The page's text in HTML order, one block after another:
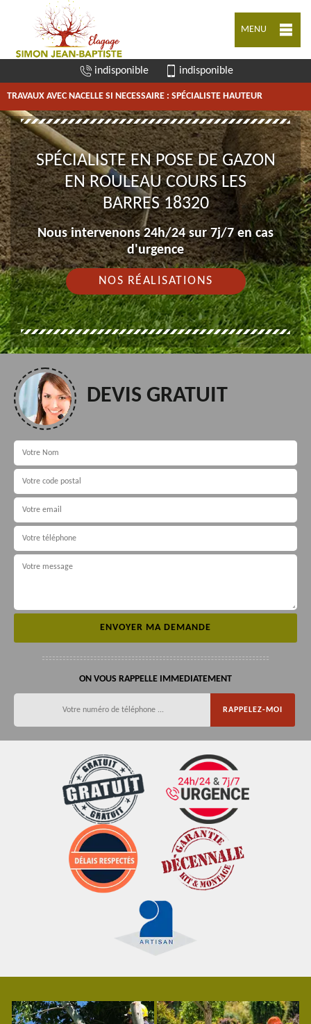
MENU
indisponible indisponible
TRAVAUX AVEC NACELLE SI NECESSAIRE : SPÉCIALISTE HAUTEUR
SPÉCIALISTE EN POSE DE GAZON
EN ROULEAU COURS LES
BARRES 18320
Nous intervenons 24h/24 sur 7j/7 en cas
d'urgence
NOS RÉALISATIONS
DEVIS GRATUIT
ON VOUS RAPPELLE IMMEDIATEMENT